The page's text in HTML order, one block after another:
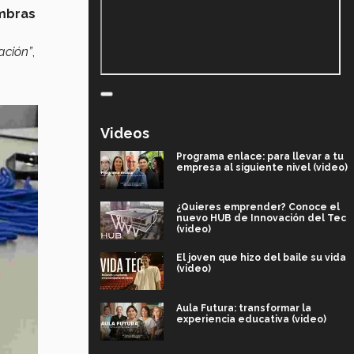
,
Videos
Programa enlace: para llevar a tu
empresa al siguiente nivel (video)
¿Quieres emprender? Conoce el
nuevo HUB de Innovación del Tec
(video)
El joven que hizo del baile su vida
(video)
Aula Futura: transformar la
experiencia educativa (video)